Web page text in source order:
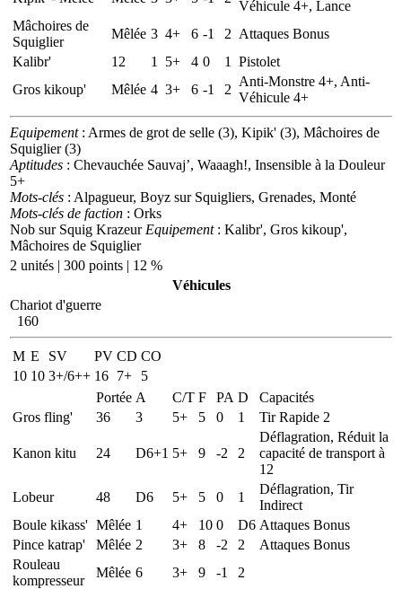
Véhicule 4+, Lance
Mâchoires de
Squiglier
Mêlée 3 4+ 6 -1 2 Attaques Bonus
Kalibr'
12 1 5+ 4 0 1
Pistolet
Gros kikoup'
Mêlée 4 3+ 6 -1 2
Anti-Monstre 4+, Anti-
Véhicule 4+
Equipement: Armes de grot de selle (3), Kipik' (3), Mâchoires de
Squiglier (3)
Aptitudes : Chevauchée Sauvaj’, Waaagh!, Insensible à la Douleur
5+
Mots-clés : Alpagueur, Boyz sur Squigliers, Grenades, Monté
Mots-clés de faction : Orks
Nob sur Squig Krazeur Equipement: Kalibr', Gros kikoup',
Mâchoires de Squiglier
2 unités | 300 points | 12 %
Véhicules
Chariot d'guerre
160
M E SV PV CD CO
10 10 3+/6++ 16 7+
5
Portée A C/T F PA D
Capacités
Gros fling'
36 3 5+ 5 0 1 Tir Rapide 2
Kanon kitu 24 D6+1 5+ 9 -2 2
Déflagration, Réduit la
capacité de transport à
12
Lobeur
48 D6 5+ 5 0 1
Déflagration, Tir
Indirect
Boule kikass' Mêlée 1 4+ 10 0 D6 Attaques Bonus
Pince katrap'
Mêlée 2 3+ 8 -2 2
Attaques Bonus
Rouleau
kompresseur
Mêlée 6 3+ 9 -1 2